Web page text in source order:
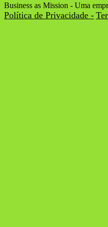
Business as Mission - Uma
Política de Privacidade -